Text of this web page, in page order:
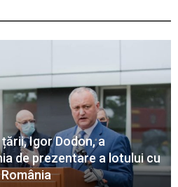
Igor Dodon, a
de prezentare a lotului cu